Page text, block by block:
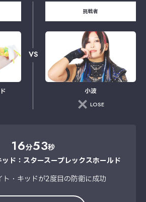
VS
挑戦者
小波
LOSE
16分53秒
ド：スタースープレックスホールド
・キッドが2度目の防衛に成功